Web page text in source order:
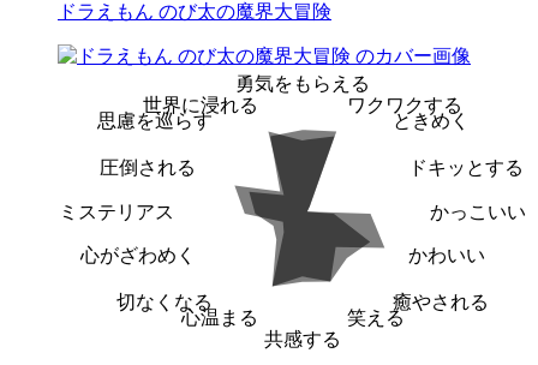
ドラえもん のび太の魔界大冒険
勇気をもらえる
ワクワクする
ときめく
ドキッとする
かっこいい
かわいい
癒やされる
笑える
共感する
心温まる
切なくなる
心がざわめく
ミステリアス
圧倒される
思慮を巡らす
世界に浸れる